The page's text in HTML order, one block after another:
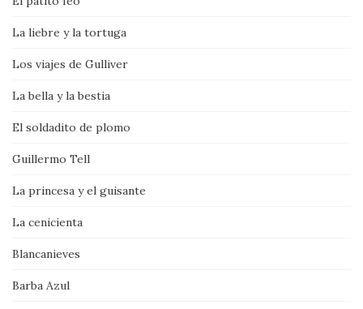
La liebre y la tortuga
Los viajes de Gulliver
La bella y la bestia
El soldadito de plomo
Guillermo Tell
La princesa y el guisante
La cenicienta
Blancanieves
Barba Azul